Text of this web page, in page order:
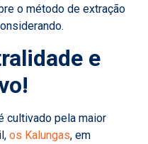
o método de extração
e
cultivado pela maior
os Kalungas, em